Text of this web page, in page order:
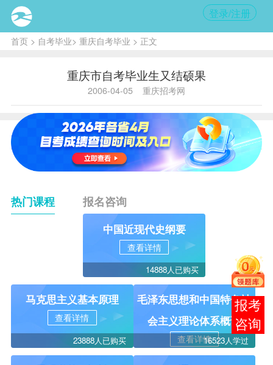
登录/注册
首页> 自考毕业> 重庆自考毕业 > 正文
重庆市自考毕业生又结硕果
2006-04-05 重庆招考网
热门课程 报名咨询
中国近现代史纲要
查看详情
14888人已购买
马克思主义基本原理
查看详情
23888人已购买
毛泽东思想和中国特色社
会主义理论体系概论
查看详情16523人学过
报考
咨询